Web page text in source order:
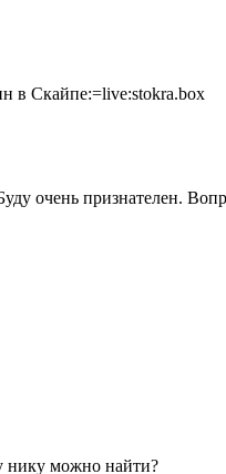
в Скайпе:=live:stokra.box
очень признателен.
нику можно найти?